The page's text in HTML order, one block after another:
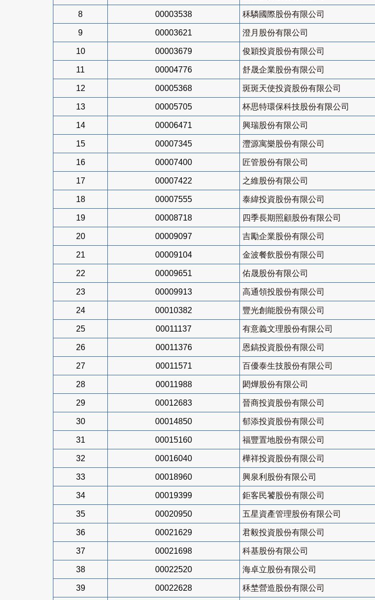
8 00003538 秝驎國際股份有限公司
9 00003621 澄月股份有限公司
10 00003679 俊穎投資股份有限公司
11 00004776 舒晟企業股份有限公司
12 00005368 斑斑天使投資股份有限公司
13 00005705 杯思特環保科技股份有限公司
14 00006471 興瑞股份有限公司
15 00007345 灃源寓樂股份有限公司
16 00007400 匠管股份有限公司
17 00007422 之維股份有限公司
18 00007555 泰緯投資股份有限公司
19 00008718 四季長期照顧股份有限公司
20 00009097 吉勵企業股份有限公司
21 00009104 金波餐飲股份有限公司
22 00009651 佑晟股份有限公司
23 00009913 高通領投股份有限公司
24 00010382 豐光創能股份有限公司
25 00011137 有意義文理股份有限公司
26 00011376 恩鎬投資股份有限公司
27 00011571 百優泰生技股份有限公司
28 00011988 閎燁股份有限公司
29 00012683 晉商投資股份有限公司
30 00014850 郁添投資股份有限公司
31 00015160 福豐置地股份有限公司
32 00016040 樺祥投資股份有限公司
33 00018960 興泉利股份有限公司
34 00019399 鉅客民饕股份有限公司
35 00020950 五星資產管理股份有限公司
36 00021629 君毅投資股份有限公司
37 00021698 科基股份有限公司
38 00022520 海卓立股份有限公司
39 00022628 秝埜營造股份有限公司